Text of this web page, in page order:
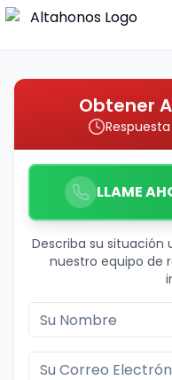
Obtener
LLAME
Describa su
nuestro equipo de